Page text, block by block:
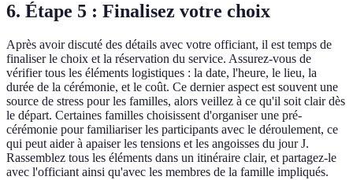
6. Étape 5 : Finalisez votre choix
Après avoir discuté des détails avec votre officiant, il est temps de
finaliser le choix et la réservation du service. Assurez-vous de
vérifier tous les éléments logistiques : la date, l'heure, le lieu, la
durée de la cérémonie, et le coût. Ce dernier aspect est souvent une
source de stress pour les familles, alors veillez à ce qu'il soit clair dès
le départ. Certaines familles choisissent d'organiser une pré-
cérémonie pour familiariser les participants avec le déroulement, ce
qui peut aider à apaiser les tensions et les angoisses du jour J.
Rassemblez tous les éléments dans un itinéraire clair, et partagez-le
avec l'officiant ainsi qu'avec les membres de la famille impliqués.